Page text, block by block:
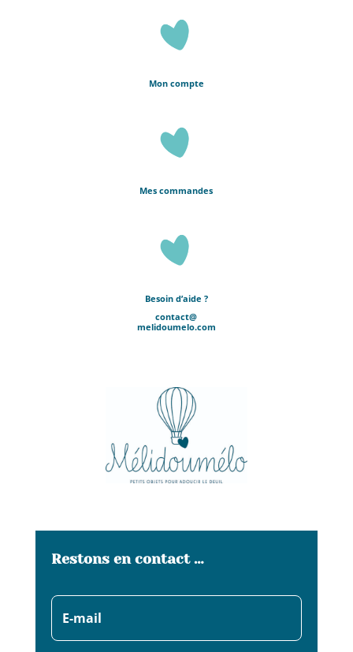
Mon compte
Mes commandes
Besoin d’aide ?
contact@
melidoumelo.com
Restons en contact …